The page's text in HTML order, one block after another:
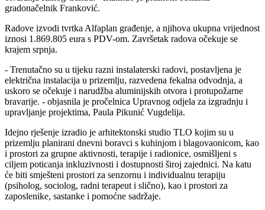
gradonačelnik Franković.
Radove izvodi tvrtka Alfaplan građenje, a njihova ukupna vrijednost
iznosi 1.869.805 eura s PDV-om. Završetak radova očekuje se
krajem srpnja.
- Trenutačno su u tijeku razni instalaterski radovi, postavljena je
električna instalacija u prizemlju, razvedena fekalna odvodnja, a
uskoro se očekuje i narudžba aluminijskih otvora i protupožarne
bravarije. - objasnila je pročelnica Upravnog odjela za izgradnju i
upravljanje projektima, Paula Pikunić Vugdelija.
Idejno rješenje izradio je arhitektonski studio TLO kojim su u
prizemlju planirani dnevni boravci s kuhinjom i blagovaonicom, kao
i prostori za grupne aktivnosti, terapije i radionice, osmišljeni s
ciljem poticanja inkluzivnosti i dostupnosti široj zajednici. Na katu
će biti smješteni prostori za senzornu i individualnu terapiju
(psiholog, sociolog, radni terapeut i slično), kao i prostori za
zaposlenike, sastanke i pomoćne sadržaje.